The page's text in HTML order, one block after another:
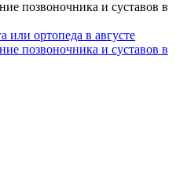
или ортопеда в августе